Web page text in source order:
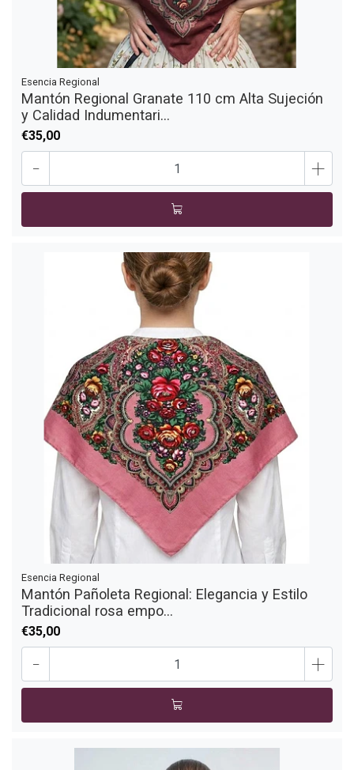
Esencia Regional
Mantón Regional Granate 110 cm Alta Sujeción
y Calidad Indumentari...
€35,00
- +
Esencia Regional
Mantón Pañoleta Regional: Elegancia y Estilo
Tradicional rosa empo...
€35,00
- +